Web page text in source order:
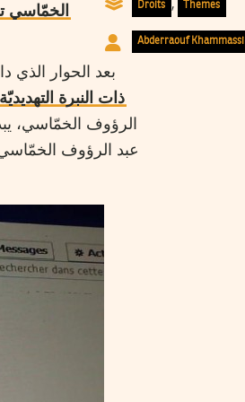
Droits , Themes
Abderraouf Khammassi
الخمّاسي
بعد الحوار
ذات النبرة التهديديّة
الرؤوف الخمّاسي،
عبد الرؤوف